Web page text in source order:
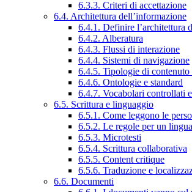
6.3.3. Criteri di accettazione
6.4. Architettura dell’informazione
6.4.1. Definire l’architettura
6.4.2. Alberatura
6.4.3. Flussi di interazione
6.4.4. Sistemi di navigazione
6.4.5. Tipologie di contenuto
6.4.6. Ontologie e standard
6.4.7. Vocabolari controllati
6.5. Scrittura e linguaggio
6.5.1. Come leggono le
6.5.2. Le regole per un
6.5.3. Microtesti
6.5.4. Scrittura collaborativa
6.5.5. Content critique
6.5.6. Traduzione e
6.6. Documenti